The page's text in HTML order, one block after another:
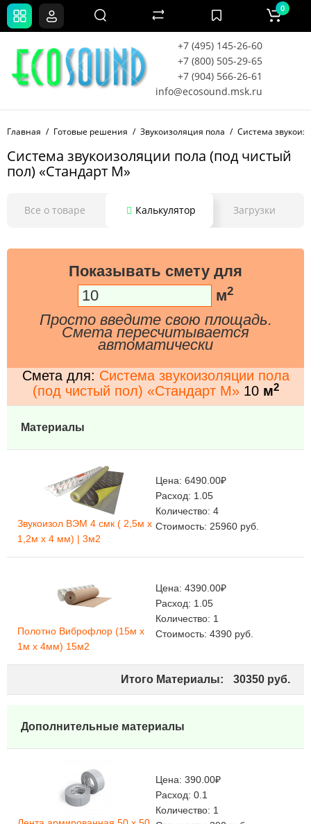
+7 (495) 145-26-60
+7 (800) 505-29-65
+7 (904) 566-26-61
info@ecosound.msk.ru
0
Главная Готовые решения Звукоизоляция пола Система
Система звукоизоляции пола (под чистый
пол) «Стандарт М»
Все о товаре Калькулятор Загрузки
Показывать смету для
м2
Просто введите свою площадь.
Смета пересчитывается
автоматически
Смета для: Система звукоизоляции пола
(под чистый пол) «Стандарт М» 10 м2
Материалы
Звукоизол ВЭМ 4 смк ( 2,5м x
1,2м x 4 мм) | 3м2
Цена: 6490.00₽
Расход: 1.05
Количество: 4
Стоимость: 25960 руб.
Полотно Виброфлор (15м х
1м х 4мм) 15м2
Цена: 4390.00₽
Расход: 1.05
Количество: 1
Стоимость: 4390 руб.
Итого Материалы: 30350 руб.
Дополнительные материалы
Цена: 390.00₽
Расход: 0.1
Количество: 1